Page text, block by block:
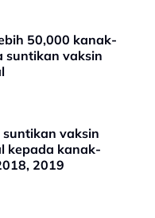
50,000 kanak-
suntikan vaksin
suntikan vaksin
kepada kanak-
2019